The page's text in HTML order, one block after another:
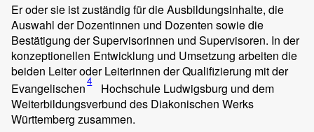
Er oder sie ist zuständig für die Ausbildungsinhalte, die
Auswahl der Dozentinnen und Dozenten sowie die
Bestätigung der Supervisorinnen und Supervisoren. In der
konzeptionellen Entwicklung und Umsetzung arbeiten die
beiden Leiter oder Leiterinnen der Qualifizierung mit der
Evangelischen4
Hochschule Ludwigsburg und dem
Weiterbildungsverbund des Diakonischen Werks
Württemberg zusammen.